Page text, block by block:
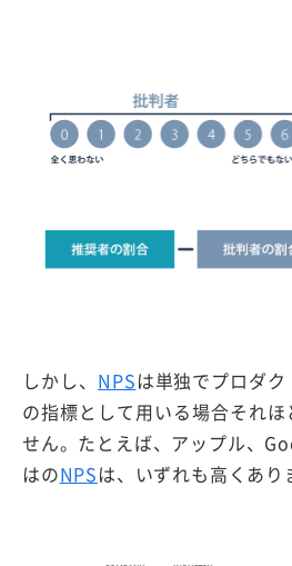
しかし、 NPSは単独でプロダ
の指標として用いる場合それ
せん。たとえば、アップル、
はのNPSは、いずれも高くあり